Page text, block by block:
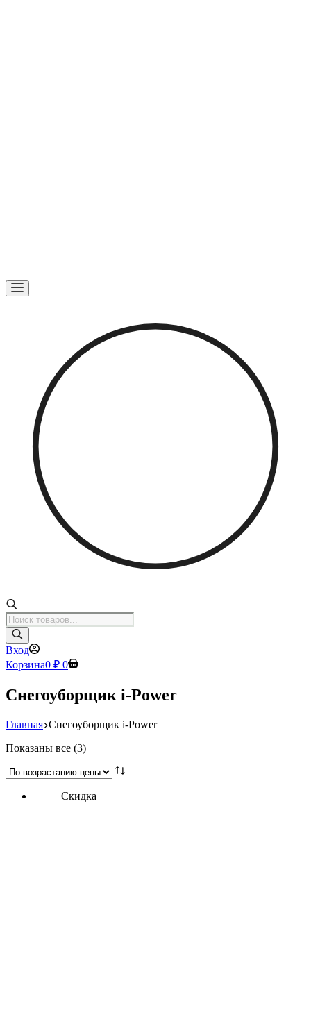
Поиск
товаров
Вход
Корзина0 ₽ 0
Снегоуборщик i-Power
Главная Снегоуборщик i-Power
Показаны все (3)Цены:
возрастанию
Скидка